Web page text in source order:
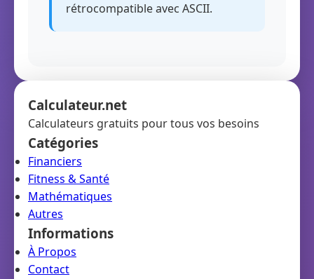
rétrocompatible avec ASCII.
Calculateur.net
Calculateurs gratuits pour tous vos besoins
Catégories
Financiers
Fitness & Santé
Mathématiques
Autres
Informations
À Propos
Contact